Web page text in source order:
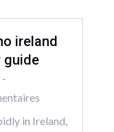
ireland
guide
-
in Ireland,